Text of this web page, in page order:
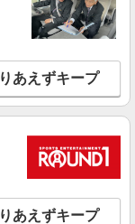
新宿FFビルB1F
を見る
あえずキープ
あえずキープ